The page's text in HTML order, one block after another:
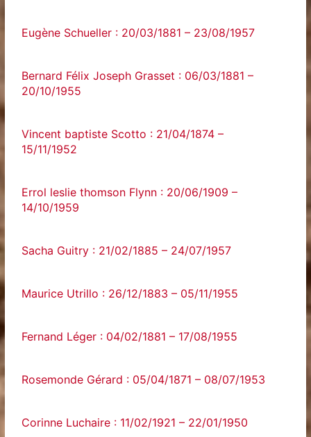
Eugène Schueller : 20/03/1881 – 23/08/1957
Bernard Félix Joseph Grasset : 06/03/1881 –
20/10/1955
Vincent baptiste Scotto : 21/04/1874 –
15/11/1952
Errol leslie thomson Flynn : 20/06/1909 –
14/10/1959
Sacha Guitry : 21/02/1885 – 24/07/1957
Maurice Utrillo : 26/12/1883 – 05/11/1955
Fernand Léger : 04/02/1881 – 17/08/1955
Rosemonde Gérard : 05/04/1871 – 08/07/1953
Corinne Luchaire : 11/02/1921 – 22/01/1950